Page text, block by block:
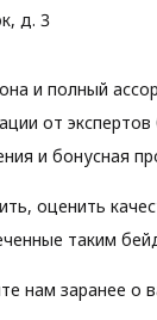
д. 3
и полный
от
и бонусная
оценить
таким
нам заранее о